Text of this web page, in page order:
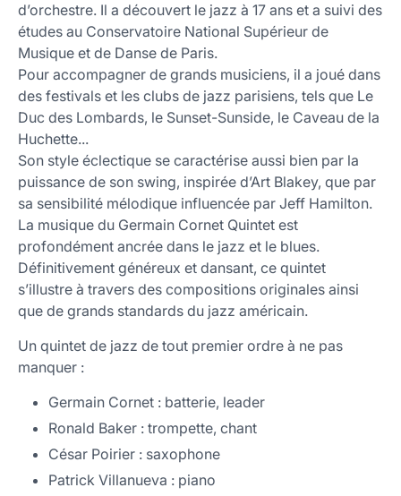
d’orchestre. Il a découvert le jazz à 17 ans et a suivi des
études au Conservatoire National Supérieur de
Musique et de Danse de Paris.
Pour accompagner de grands musiciens, il a joué dans
des festivals et les clubs de jazz parisiens, tels que Le
Duc des Lombards, le Sunset-Sunside, le Caveau de la
Huchette...
Son style éclectique se caractérise aussi bien par la
puissance de son swing, inspirée d’Art Blakey, que par
sa sensibilité mélodique influencée par Jeff Hamilton.
La musique du Germain Cornet Quintet est
profondément ancrée dans le jazz et le blues.
Définitivement généreux et dansant, ce quintet
s’illustre à travers des compositions originales ainsi
que de grands standards du jazz américain.
Un quintet de jazz de tout premier ordre à ne pas
manquer :
Germain Cornet : batterie, leader
Ronald Baker : trompette, chant
César Poirier : saxophone
Patrick Villanueva : piano